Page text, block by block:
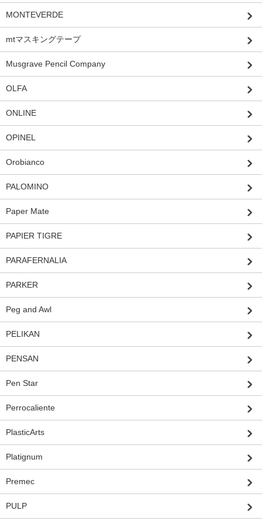
MONTEVERDE
mtマスキングテープ
Musgrave Pencil Company
OLFA
ONLINE
OPINEL
Orobianco
PALOMINO
Paper Mate
PAPIER TIGRE
PARAFERNALIA
PARKER
Peg and Awl
PELIKAN
PENSAN
Pen Star
Perrocaliente
PlasticArts
Platignum
Premec
PULP